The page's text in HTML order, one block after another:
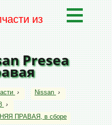
из
Presea
› Nissan ›
›
ПРАВАЯ, в сборе